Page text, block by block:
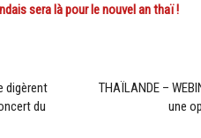
sera là pour le nouvel an thaï !
digèrent
du
THAÏLANDE –
une